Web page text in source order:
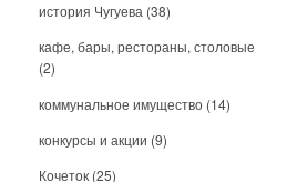
история Чугуева (38)
кафе, бары, рестораны, столовые
(2)
коммунальное имущество (14)
конкурсы и акции (9)
Кочеток (25)